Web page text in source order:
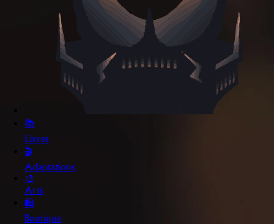
📚
Livres
🎬
Adaptations
🎨
Arts
🛍️
Boutique